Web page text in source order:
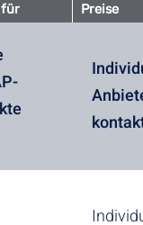
für Preise